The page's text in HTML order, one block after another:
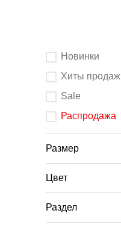
Выберите
параметры
После
изменения
элемента
ввода
обновится.
Новинки
Хиты продаж
Sale
Распродажа
Размер
Цвет
Раздел